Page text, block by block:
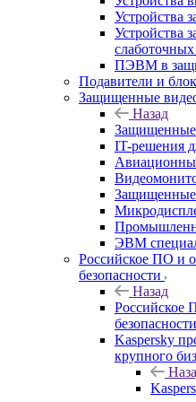
Устройства
Устройства
ПЭВМ в
Подавители и
Защищенные
Назад
IT-решения
ЭВМ
Российское ПО и
безопасности
Назад
Российское
безопасности
Kaspersky
крупного